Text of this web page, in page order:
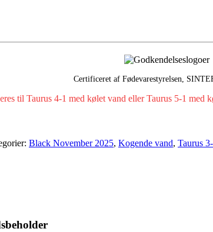
Certificeret af Fødevarestyrelsen,
til Taurus 4-1 med kølet vand eller Taurus 5-1 med
Black November 2025, Kogende vand, Taurus